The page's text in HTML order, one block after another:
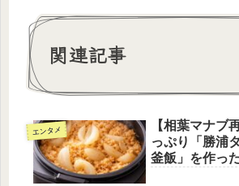
関連記事
エンタメ
【相葉マナブ
っぷり「勝浦
釜飯」を作っ